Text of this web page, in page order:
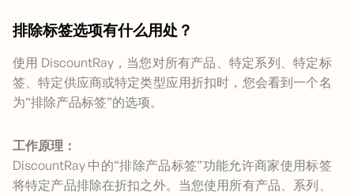
排除标签选项有什么用处？
使用 DiscountRay，当您对所有产品、特定系列、特定标
签、特定供应商或特定类型应用折扣时，您会看到一个名
为“排除产品标签”的选项。
工作原理：
DiscountRay 中的“排除产品标签”功能允许商家使用标签
将特定产品排除在折扣之外。当您使用所有产品、系列、